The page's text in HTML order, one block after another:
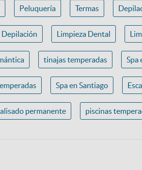
Peluquería Termas
Depilación Limpieza Dental
tinajas temperadas Spa
Spa en Santiago
alisado permanente piscinas